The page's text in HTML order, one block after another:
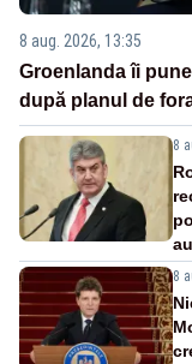
8 aug. 2026, 13:35
Groenlanda îi
după planul de
8
8